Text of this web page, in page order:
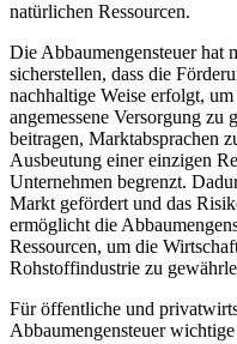
natürlichen Ressourcen.
Die Abbaumengensteuer hat
sicherstellen, dass die
nachhaltige Weise erfolgt,
angemessene Versorgung zu
beitragen, Marktabsprachen
Ausbeutung einer einzigen
Unternehmen begrenzt.
Markt gefördert und das
ermöglicht die
Ressourcen, um die
Rohstoffindustrie zu
Für öffentliche und
Abbaumengensteuer